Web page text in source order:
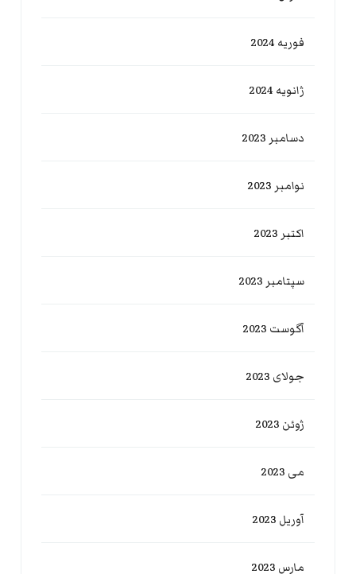
فوریه 2024
ژانویه 2024
دسامبر 2023
نوامبر 2023
اکتبر 2023
سپتامبر 2023
آگوست 2023
جولای 2023
ژوئن 2023
می 2023
آوریل 2023
مارس 2023